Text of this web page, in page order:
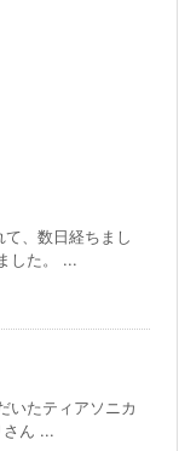
、数日経ちまし
した。 ...
たティアソニカ
ん ...